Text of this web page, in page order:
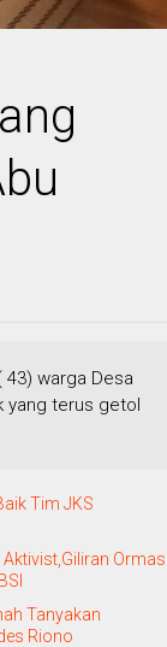
43) warga Desa
yang terus getol
Tim JKS
Ormas
Tanyakan
Riono